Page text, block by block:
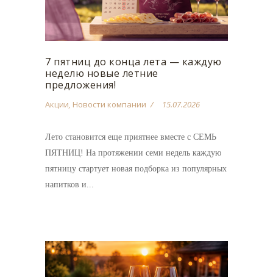
7 пятниц до конца лета — каждую
неделю новые летние
предложения!
Акции, Новости компании 15.07.2026
Лето становится еще приятнее вместе с СЕМЬ
ПЯТНИЦ! На протяжении семи недель каждую
пятницу стартует новая подборка из популярных
напитков и...